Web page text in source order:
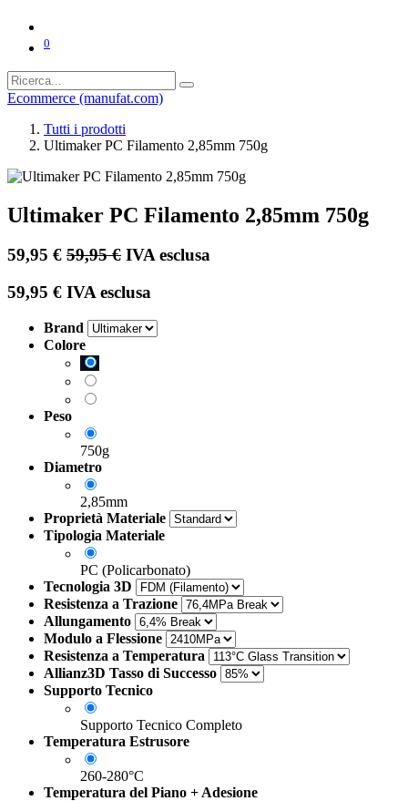
0
Ecommerce (manufat.com)
Tutti i prodotti
Ultimaker PC Filamento 2,85mm 750g
Ultimaker PC Filamento 2,85mm 750g
59,95 € 59,95€ IVA esclusa
59,95 € IVA esclusa
Brand
Colore
Peso
750g
Diametro
2,85mm
Proprietà Materiale
Tipologia Materiale
PC (Policarbonato)
Tecnologia 3D
Resistenza a Trazione
Allungamento
Modulo a Flessione
Resistenza a Temperatura
Allianz3D Tasso di Successo
Supporto Tecnico
Supporto Tecnico Completo
Temperatura Estrusore
260-280°C
Temperatura del Piano + Adesione